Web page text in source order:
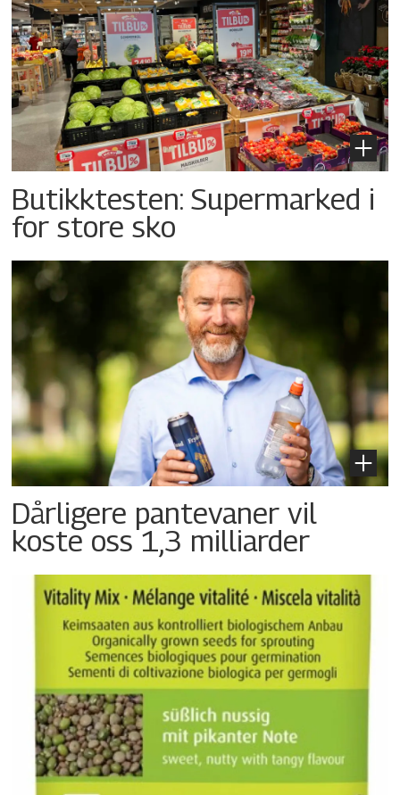
Butikktesten: Supermarked i
for store sko
Dårligere pantevaner vil
koste oss 1,3 milliarder